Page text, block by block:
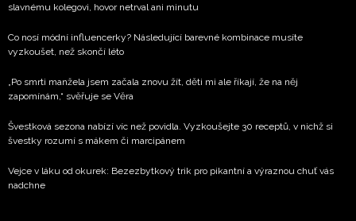
slavnému kolegovi, hovor netrval ani minutu
Co nosí módní influencerky? Následující barevné kombinace musíte
vyzkoušet, než skončí léto
„Po smrti manžela jsem začala znovu žít, děti mi ale říkají, že na něj
zapomínám,“ svěřuje se Věra
Švestková sezona nabízí víc než povidla. Vyzkoušejte 30 receptů, v nichž si
švestky rozumí s mákem či marcipánem
Vejce v láku od okurek: Bezezbytkový trik pro pikantní a výraznou chuť vás
nadchne